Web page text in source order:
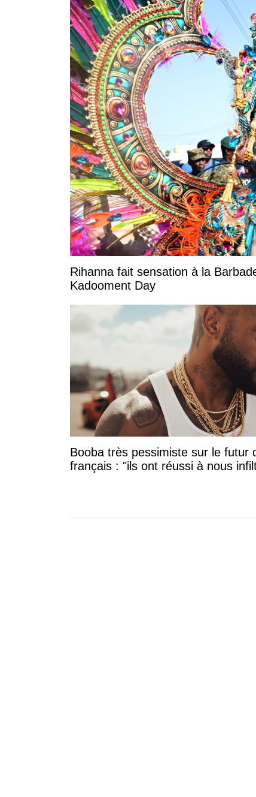
Rihanna fait sensation à la
Kadooment Day
Booba très pessimiste sur le futur
français : "ils ont réussi à nous